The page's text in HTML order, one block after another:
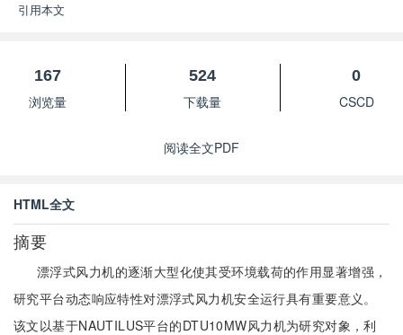
引用本文
167
浏览量
524
下载量
0
CSCD
阅读全文PDF
HTML全文
摘要
漂浮式风力机的逐渐大型化使其受环境载荷的作用显著增强，
研究平台动态响应特性对漂浮式风力机安全运行具有重要意义。
该文以基于NAUTILUS平台的DTU10MW风力机为研究对象，利